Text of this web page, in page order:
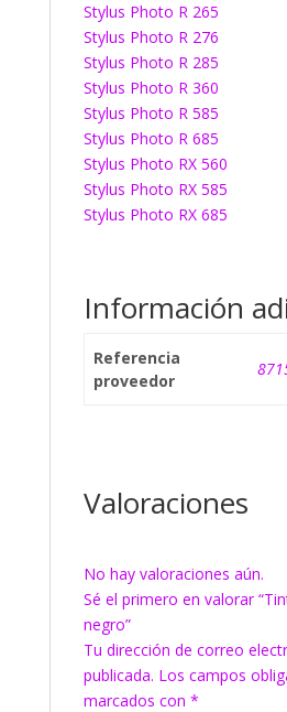
Stylus Photo R 265
Stylus Photo R 276
Stylus Photo R 285
Stylus Photo R 360
Stylus Photo R 585
Stylus Photo R 685
Stylus Photo RX 560
Stylus Photo RX 585
Stylus Photo RX 685
Información
Referencia
proveedor
Valoraciones
No hay valoraciones aún.
Sé el primero en valorar
negro”
Tu dirección de correo
publicada. Los campos
marcados con *